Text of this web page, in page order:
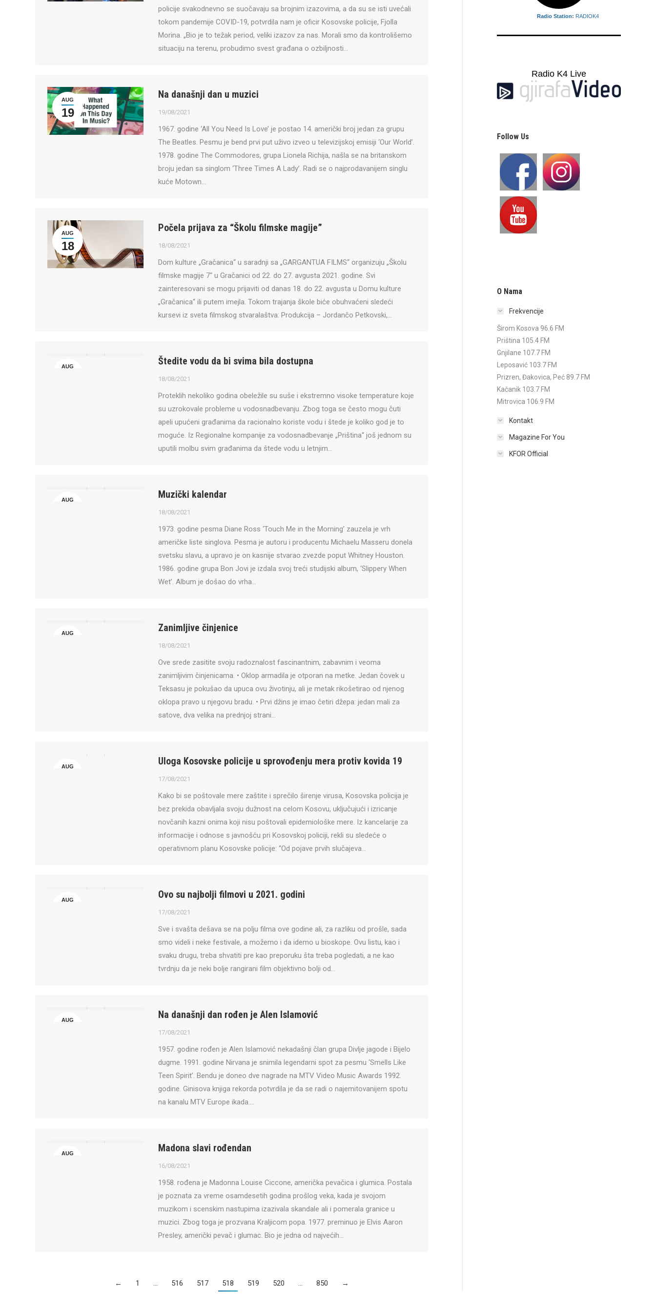
policije svakodnevno se suočavaju sa brojnim izazovima, a da su se isti uvećali
tokom pandemije COVID-19, potvrdila nam je oficir Kosovske policije, Fjolla
Morina. „Bio je to težak period, veliki izazov za nas. Morali smo da kontrolišemo
situaciju na terenu, probudimo svest građana o ozbiljnosti…
AUG
19
Na današnji dan u muzici
19/08/2021
1967. godine ‘All You Need Is Love’ je postao 14. američki broj jedan za grupu
The Beatles. Pesmu je bend prvi put uživo izveo u televizijskoj emisiji ‘Our World’.
1978. godine The Commodores, grupa Lionela Richija, našla se na britanskom
broju jedan sa singlom ‘Three Times A Lady’. Radi se o najprodavanijem singlu
kuće Motown…
AUG
18
Počela prijava za “Školu filmske magije”
18/08/2021
Dom kulture „Gračanica“ u saradnji sa „GARGANTUA FILMS“ organizuju „Školu
filmske magije 7“ u Gračanici od 22. do 27. avgusta 2021. godine. Svi
zainteresovani se mogu prijaviti od danas 18. do 22. avgusta u Domu kulture
„Gračanica“ ili putem imejla. Tokom trajanja škole biće obuhvaćeni sledeći
kursevi iz sveta filmskog stvaralaštva: Produkcija – Jordančo Petkovski,…
AUG Štedite vodu da bi svima bila dostupna
18/08/2021
Proteklih nekoliko godina obeležile su suše i ekstremno visoke temperature koje
su uzrokovale probleme u vodosnadbevanju. Zbog toga se često mogu čuti
apeli upućeni građanima da racionalno koriste vodu i štede je koliko god je to
moguće. Iz Regionalne kompanije za vodosnadbevanje „Priština“ još jednom su
uputili molbu svim građanima da štede vodu u letnjim…
AUG Muzički kalendar
18/08/2021
1973. godine pesma Diane Ross ‘Touch Me in the Morning’ zauzela je vrh
američke liste singlova. Pesma je autoru i producentu Michaelu Masseru donela
svetsku slavu, a upravo je on kasnije stvarao zvezde poput Whitney Houston.
1986. godine grupa Bon Jovi je izdala svoj treći studijski album, ‘Slippery When
Wet’. Album je došao do vrha…
AUG Zanimljive činjenice
18/08/2021
Ove srede zasitite svoju radoznalost fascinantnim, zabavnim i veoma
zanimljivim činjenicama. • Oklop armadila je otporan na metke. Jedan čovek u
Teksasu je pokušao da upuca ovu životinju, ali je metak rikošetirao od njenog
oklopa pravo u njegovu bradu. • Prvi džins je imao četiri džepa: jedan mali za
satove, dva velika na prednjoj strani…
AUG Uloga Kosovske policije u sprovođenju mera protiv kovida 19
17/08/2021
Kako bi se poštovale mere zaštite i sprečilo širenje virusa, Kosovska policija je
bez prekida obavljala svoju dužnost na celom Kosovu, uključujući i izricanje
novčanih kazni onima koji nisu poštovali epidemiološke mere. Iz kancelarije za
informacije i odnose s javnošću pri Kosovskoj policiji, rekli su sledeće o
operativnom planu Kosovske policije: “Od pojave prvih slučajeva…
AUG Ovo su najbolji filmovi u 2021. godini
17/08/2021
Sve i svašta dešava se na polju filma ove godine ali, za razliku od prošle, sada
smo videli i neke festivale, a možemo i da idemo u bioskope. Ovu listu, kao i
svaku drugu, treba shvatiti pre kao preporuku šta treba pogledati, a ne kao
tvrdnju da je neki bolje rangirani film objektivno bolji od…
AUG Na današnji dan rođen je Alen Islamović
17/08/2021
1957. godine rođen je Alen Islamović nekadašnji član grupa Divlje jagode i Bijelo
dugme. 1991. godine Nirvana je snimila legendarni spot za pesmu ‘Smells Like
Teen Spirit’. Bendu je doneo dve nagrade na MTV Video Music Awards 1992.
godine. Ginisova knjiga rekorda potvrdila je da se radi o najemitovanijem spotu
na kanalu MTV Europe ikada.…
AUG Madona slavi rođendan
16/08/2021
1958. rođena je Madonna Louise Ciccone, američka pevačica i glumica. Postala
je poznata za vreme osamdesetih godina prošlog veka, kada je svojom
muzikom i scenskim nastupima izazivala skandale ali i pomerala granice u
muzici. Zbog toga je prozvana Kraljicom popa. 1977. preminuo je Elvis Aaron
Presley, američki pevač i glumac. Bio je jedna od najvećih…
← 1 … 516 517 518 519 520 … 850 →
Radio Station: RADIOK4
Radio K4 Live
Follow Us
O Nama
Frekvencije
Širom Kosova 96.6 FM
Priština 105.4 FM
Gnjilane 107.7 FM
Leposavić 103.7 FM
Prizren, Đakovica, Peć 89.7 FM
Kačanik 103.7 FM
Mitrovica 106.9 FM
Kontakt
Magazine For You
KFOR Official